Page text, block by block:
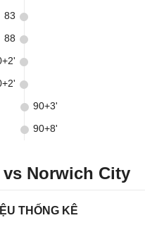
83
88
90+3'
90+8'
Norwich City
THỐNG KÊ